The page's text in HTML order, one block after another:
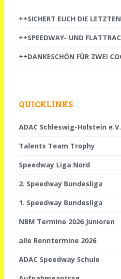
++SICHERT EUCH DIE
++SPEEDWAY- UND
++DANKESCHÖN FÜR ZWEI
QUICKLINKS
ADAC Schleswig-Holstein e.V.
Talents Team Trophy
Speedway Liga Nord
2. Speedway Bundesliga
1. Speedway Bundesliga
NBM Termine 2026 Junioren
alle Renntermine 2026
ADAC Speedway Schule